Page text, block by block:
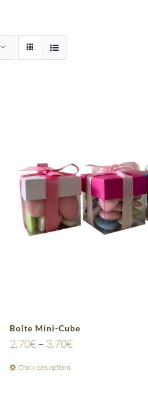
Boîte Mini-Cube
2,70€– 3,70€
Choix des options